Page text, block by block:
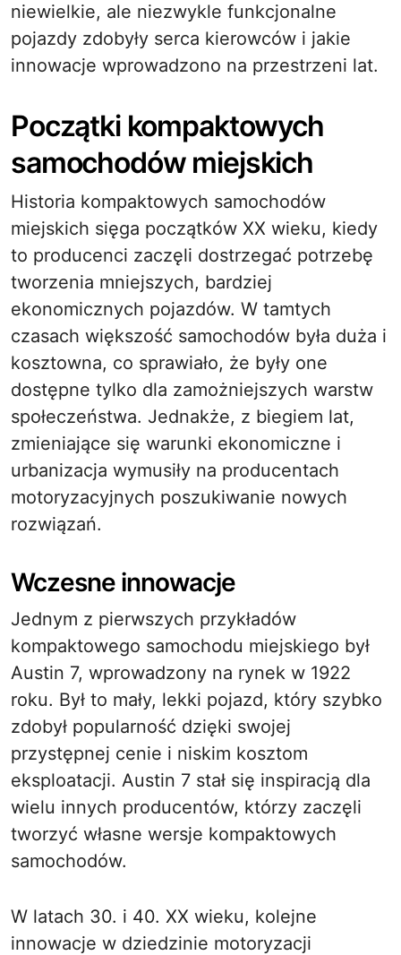
niewielkie, ale niezwykle funkcjonalne
pojazdy zdobyły serca kierowców i jakie
innowacje wprowadzono na przestrzeni lat.
Początki kompaktowych
samochodów miejskich
Historia kompaktowych samochodów
miejskich sięga początków XX wieku, kiedy
to producenci zaczęli dostrzegać potrzebę
tworzenia mniejszych, bardziej
ekonomicznych pojazdów. W tamtych
czasach większość samochodów była duża i
kosztowna, co sprawiało, że były one
dostępne tylko dla zamożniejszych warstw
społeczeństwa. Jednakże, z biegiem lat,
zmieniające się warunki ekonomiczne i
urbanizacja wymusiły na producentach
motoryzacyjnych poszukiwanie nowych
rozwiązań.
Wczesne innowacje
Jednym z pierwszych przykładów
kompaktowego samochodu miejskiego był
Austin 7, wprowadzony na rynek w 1922
roku. Był to mały, lekki pojazd, który szybko
zdobył popularność dzięki swojej
przystępnej cenie i niskim kosztom
eksploatacji. Austin 7 stał się inspiracją dla
wielu innych producentów, którzy zaczęli
tworzyć własne wersje kompaktowych
samochodów.
W latach 30. i 40. XX wieku, kolejne
innowacje w dziedzinie motoryzacji